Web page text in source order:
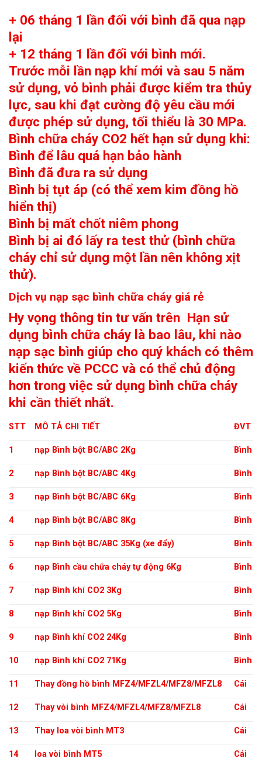
+ 06 tháng 1 lần đối với bình đã qua nạp
lại
+ 12 tháng 1 lần đối với bình mới.
Trước mỗi lần nạp khí mới và sau 5 năm
sử dụng, vỏ bình phải được kiểm tra thủy
lực, sau khi đạt cường độ yêu cầu mới
được phép sử dụng, tối thiểu là 30 MPa.
​Bình chữa cháy CO2 hết hạn sử dụng khi:
Bình để lâu quá hạn bảo hành
Bình đã đưa ra sử dụng
Bình bị tụt áp (có thể xem kim đồng hồ
hiển thị)
Bình bị mất chốt niêm phong
Bình bị ai đó lấy ra test thử (bình chữa
cháy chỉ sử dụng một lần nên không xịt
thử).
Dịch vụ nạp sạc bình chữa cháy giá rẻ
Hy vọng thông tin tư vấn trên Hạn sử
dụng bình chữa cháy là bao lâu, khi nào
nạp sạc bình giúp cho quý khách có thêm
kiến thức về PCCC và có thể chủ động
hơn trong việc sử dụng bình chữa cháy
khi cần thiết nhất.
STT MÔ TẢ CHI TIẾT ĐVT
1 nạp Bình bột BC/ABC 2Kg Bình
2 nạp Bình bột BC/ABC 4Kg Bình
3 nạp Bình bột BC/ABC 6Kg Bình
4 nạp Bình bột BC/ABC 8Kg Bình
5 nạp Bình bột BC/ABC 35Kg (xe đẩy) Bình
6 nạp Bình cầu chữa cháy tự động 6Kg Bình
7 nạp Bình khí CO2 3Kg Bình
8 nạp Bình khí CO2 5Kg Bình
9 nạp Bình khí CO2 24Kg Bình
10 nạp Bình khí CO2 71Kg Bình
11 Thay đồng hồ bình MFZ4/MFZL4/MFZ8/MFZL8 Cái
12 Thay vòi bình MFZ4/MFZL4/MFZ8/MFZL8 Cái
13 Thay loa vòi bình MT3 Cái
14 loa vòi bình MT5 Cái